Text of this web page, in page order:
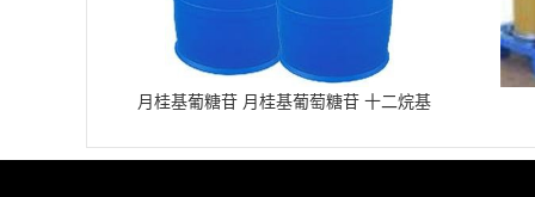
月桂基葡糖苷 月桂基葡萄糖苷 十二烷基